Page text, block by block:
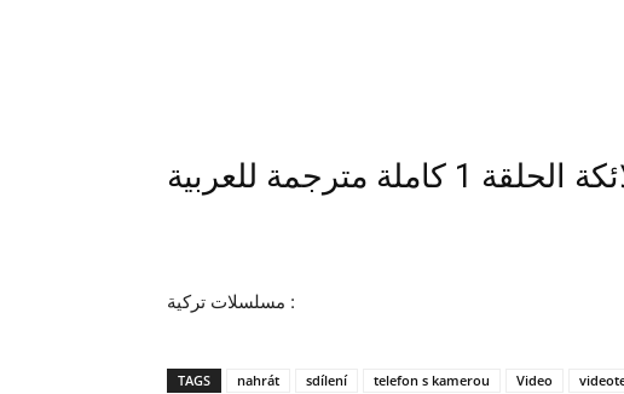
مترجمة للعربية
مسلسلات تركية :
TAGS nahrát sdílení telefon s kamerou Video